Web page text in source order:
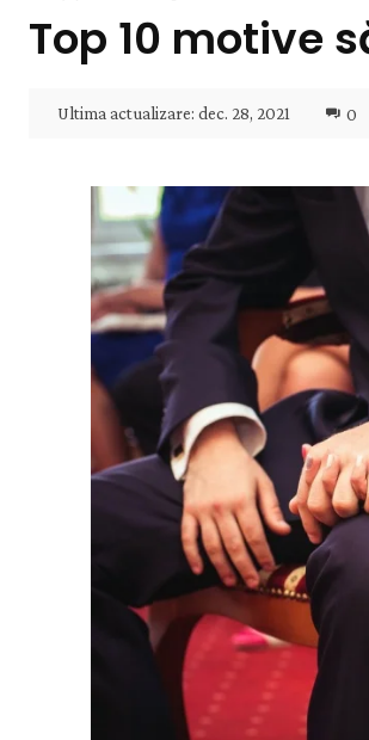
Top 10 motive
Ultima actualizare: dec. 28, 2021 0